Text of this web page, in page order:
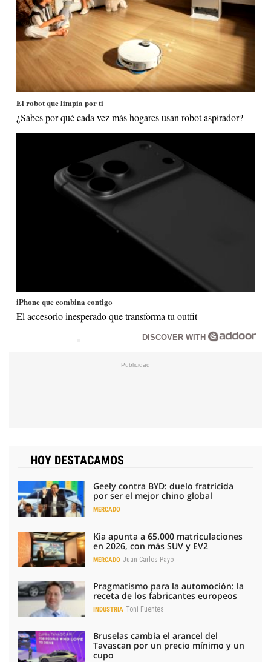
El robot que limpia por ti
¿Sabes por qué cada vez más hogares usan robot aspirador?
iPhone que combina contigo
El accesorio inesperado que transforma tu outfit
DISCOVER WITH
HOY DESTACAMOS
Geely contra BYD: duelo fratricida
por ser el mejor chino global
MERCADO
Kia apunta a 65.000 matriculaciones
en 2026, con más SUV y EV2
MERCADO Juan Carlos Payo
Pragmatismo para la automoción: la
receta de los fabricantes europeos
INDUSTRIA Toni Fuentes
Bruselas cambia el arancel del
Tavascan por un precio mínimo y un
cupo